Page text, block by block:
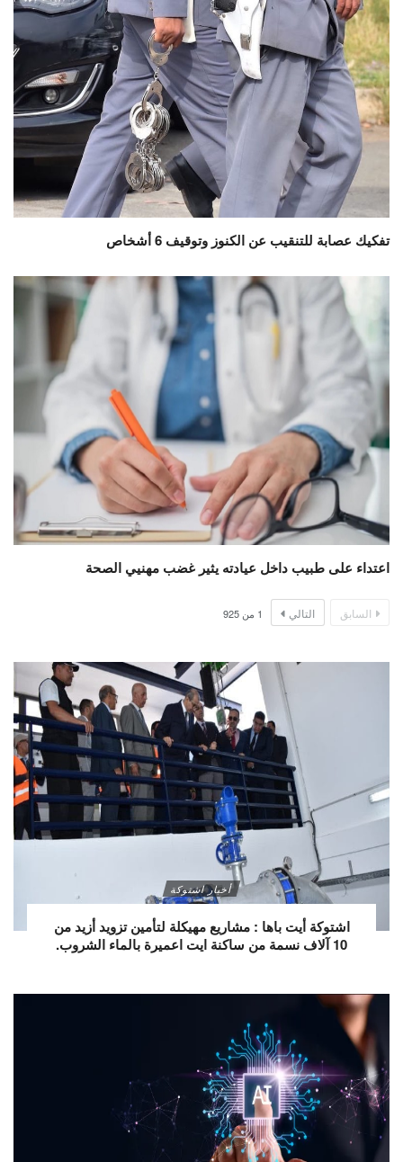
تفكيك عصابة للتنقيب عن الكنوز وتوقيف 6 أشخاص
اعتداء على طبيب داخل عيادته يثير غضب مهنيي الصحة
السابق التالي 1 من 925
أخبار اشتوكة
اشتوكة أيت باها : مشاريع مهيكلة لتأمين تزويد أزيد من
10 آلاف نسمة من ساكنة ايت اعميرة بالماء الشروب.